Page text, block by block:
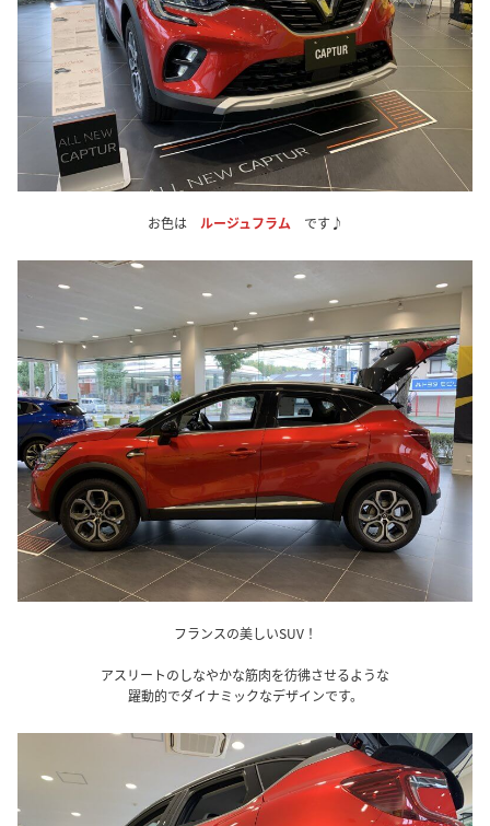
お色は ルージュフラム です♪
フランスの美しいSUV！
アスリートのしなやかな筋肉を彷彿させるような
躍動的でダイナミックなデザインです。